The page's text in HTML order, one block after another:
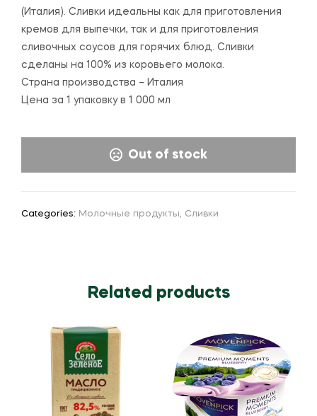
(Италия). Сливки идеальны как для приготовления
кремов для выпечки, так и для приготовления
сливочных соусов для горячих блюд. Сливки
сделаны на 100% из коровьего молока.
Страна производства – Италия
Цена за 1 упаковку в 1 000 мл
Out of stock
Categories: Молочные продукты Сливки
Related products